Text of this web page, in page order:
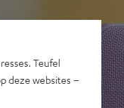
Teufel
deze websites –